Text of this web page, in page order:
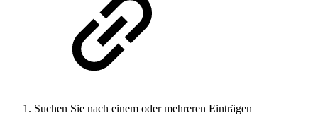
Suchen Sie nach einem oder mehreren Einträgen